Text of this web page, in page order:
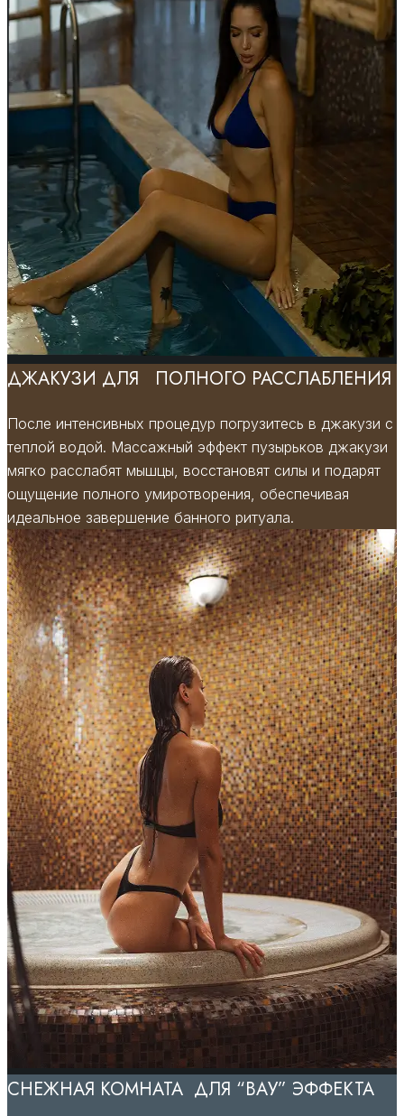
ДЖАКУЗИ ДЛЯ ПОЛНОГО РАССЛАБЛЕНИЯ
После интенсивных процедур погрузитесь в джакузи с
теплой водой. Массажный эффект пузырьков джакузи
мягко расслабят мышцы, восстановят силы и подарят
ощущение полного умиротворения, обеспечивая
идеальное завершение банного ритуала.
СНЕЖНАЯ КОМНАТА ДЛЯ “ВАУ” ЭФФЕКТА